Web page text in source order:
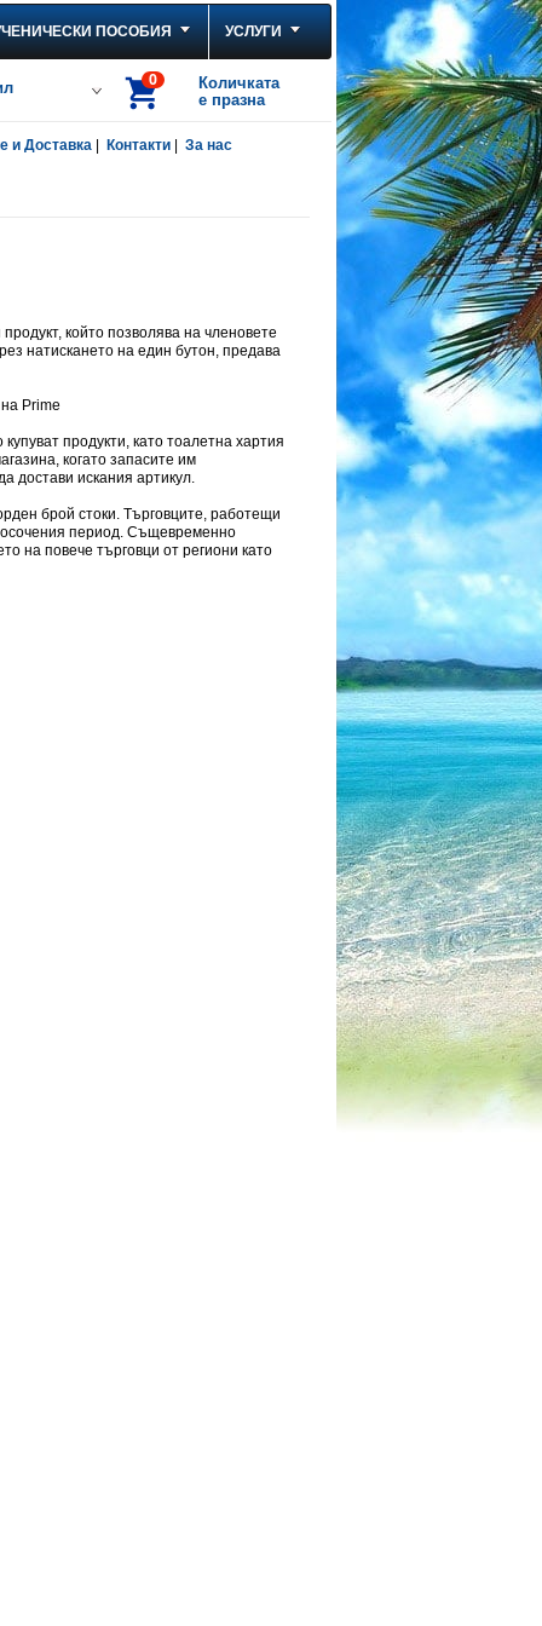
ПОСОБИЯ УСЛУГИ
0
Количката
е празна
и Доставка Контакти За нас
който позволява на членовете
натискането на един бутон, предава
Prime
продукти, като тоалетна хартия
когато запасите им
достави искания артикул.
брой стоки. Търговците, работещи
период. Същевременно
на повече търговци от региони като